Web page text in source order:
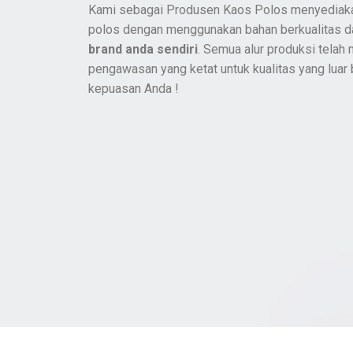
Kami sebagai Produsen Kaos Polos
polos dengan menggunakan bahan berkualitas
brand anda sendiri. Semua alur produksi telah
pengawasan yang ketat untuk kualitas yang
kepuasan Anda !